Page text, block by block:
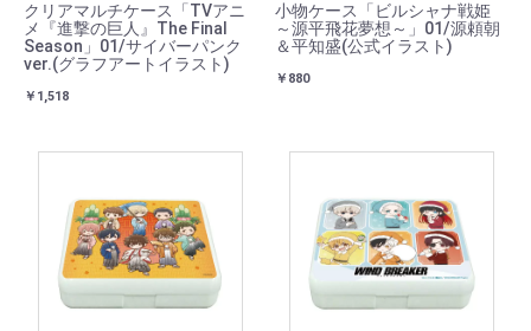
クリアマルチケース「TVアニ
メ『進撃の巨人』The Final
Season」01/サイバーパンク
ver.(グラフアートイラスト)
￥1,518
小物ケース「ビルシャナ戦姫
～源平飛花夢想～」01/源頼朝
＆平知盛(公式イラスト)
￥880